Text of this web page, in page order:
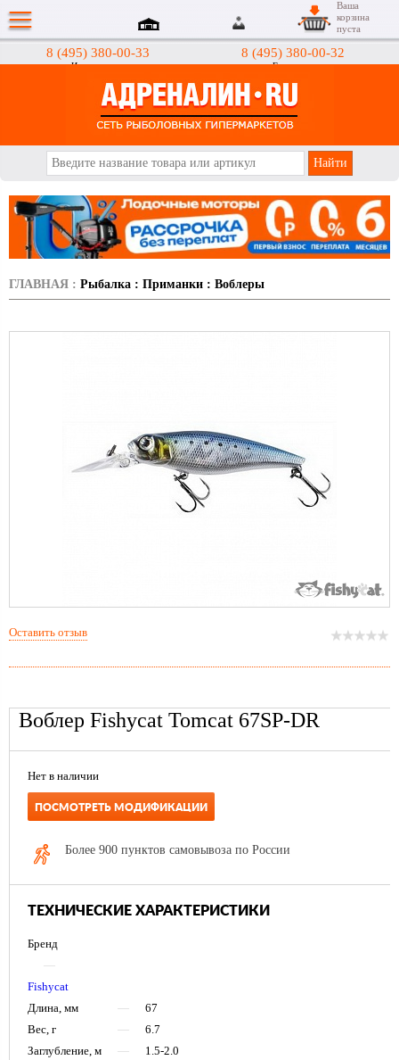
8 (495) 380-00-33
Интернет-магазин
8 (495) 380-00-32
Гипермаркеты
Ваша
корзина
пуста
ГЛАВНАЯ : Рыбалка : Приманки : Воблеры
Воблер Fishycat Tomcat 67SP-DR
Нет в наличии
ПОСМОТРЕТЬ МОДИФИКАЦИИ
Более 900 пунктов самовывоза по России
ТЕХНИЧЕСКИЕ ХАРАКТЕРИСТИКИ
Бренд
—
Fishycat
Длина, мм
—
67
Вес, г
—
6.7
Заглубление, м
— 1.5-2.0
Оставить отзыв